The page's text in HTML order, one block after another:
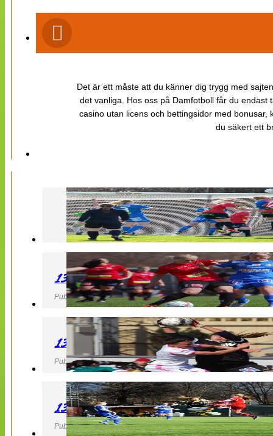
Det är ett måste att du känner dig trygg med
det vanliga. Hos oss på Damfotboll får du
casino utan licens och bettingsidor med
du säkert ett
130427 LB 07 – QBIK
Publicerad 27 April 2013, 22:40
130427 IF Limhamn Bunkeflo – QBIK
Publicerad 27 April 2013, 21:10
130427 LdB FC Malmö – Mallbackens IF
Publicerad 27 April 2013, 20:54